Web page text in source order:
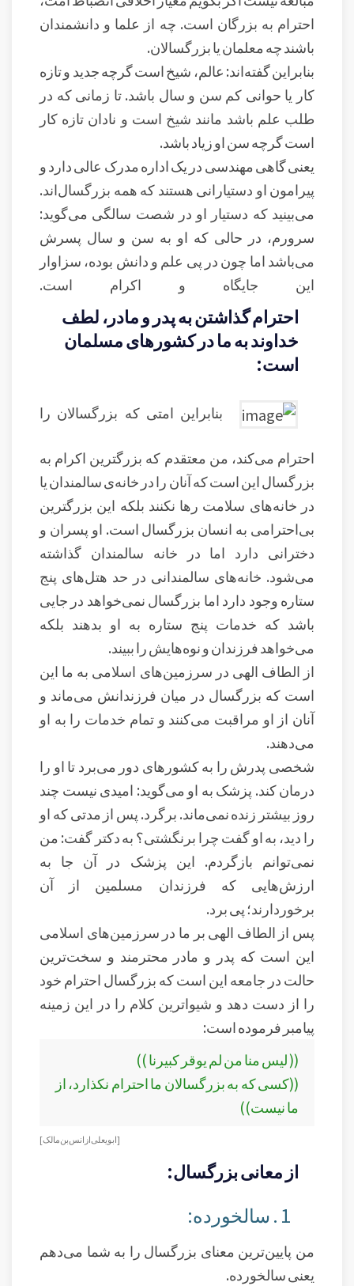
احترام به بزرگان است. چه از علما و دانشمندان
باشند چه معلمان یا بزرگسالان.
بنابراین گفته‌اند: عالم، شیخ است گرچه جدید و تازه
کار یا حوانی کم سن و سال باشد. تا زمانی که در
طلب علم باشد مانند شیخ است و نادان تازه کار
است گرچه سن او زیاد باشد.
یعنی گاهی مهندسی در یک اداره مدرک عالی دارد و
پیرامون او دستیارانی هستند که همه بزرگسال‌اند.
می‌بینید که دستیار او در شصت سالگی می‌گوید:
سرورم، در حالی که او به سن و سال پسرش
می‌باشد اما چون در پی علم و دانش بوده، سزاوار
این جایگاه و اکرام است.
احترام گذاشتن به پدر و مادر، لطف
خداوند به ما در کشورهای مسلمان
است:
بنابراین امتی که بزرگسالان را
احترام می‌کند، من معتقدم که بزرگترین اکرام به
بزرگسال این است که آنان را در خانه‌ی سالمندان یا
در خانه‌های سلامت رها نکنند بلکه این بزرگترین
بی‌احترامی به انسان بزرگسال است. او پسران و
دخترانی دارد اما در خانه سالمندان گذاشته
می‌شود. خانه‌های سالمندانی در حد هتل‌های پنج
ستاره وجود دارد اما بزرگسال نمی‌خواهد در جایی
باشد که خدمات پنج ستاره به او بدهند بلکه
می‌خواهد فرزندان و نوه‌هایش را ببیند.
از الطاف الهی در سرزمین‌های اسلامی به ما این
است که بزرگسال در میان فرزندانش می‌ماند و
آنان از او مراقبت می‌کنند و تمام خدمات را به او
می‌دهند.
شخصی پدرش را به کشورهای دور می‌برد تا او را
درمان کند. پزشک به او می‌گوید: امیدی نیست چند
روز بیشتر زنده نمی‌ماند. برگرد. پس از مدتی که او
را دید، به او گفت چرا برنگشتی؟ به دکتر گفت: من
نمی‌توانم بازگردم. این پزشک در آن جا به
ارزش‌هایی که فرزندان مسلمین از آن
برخوردارند؛ پی برد.
پس از الطاف الهی بر ما در سرزمین‌های اسلامی
این است که پدر و مادر محترمند و سخت‌ترین
حالت در جامعه این است که بزرگسال احترام خود
را از دست دهد و شیوا‌ترین کلام را در این زمینه
پیامبر فرموده است:
(( ليس منا من لم يوقر كبيرنا ))
((کسی که به بزرگسالان ما احترام نکذارد، از
ما نیست))
[ابو يعلى از انس بن مالک]
از معانی بزرگسال:
1 . سالخورده:
من پایین‌ترین معنای بزرگسال را به شما می‌دهم
یعنی سالخورده.